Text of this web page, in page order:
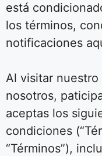
está
los términos,
notificaciones
Al visitar
nosotros,
aceptas los
condiciones
“Términos”),